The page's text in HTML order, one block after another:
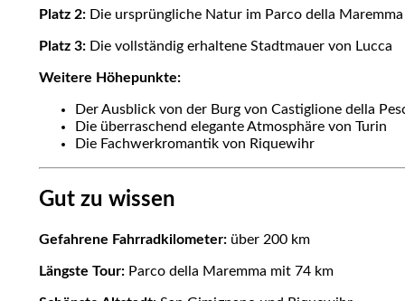
Platz 2: Die ursprüngliche Natur im Parco della Maremma
Platz 3: Die vollständig erhaltene Stadtmauer von Lucca
Weitere Höhepunkte:
Der Ausblick von der Burg von Castiglione della
Die überraschend elegante Atmosphäre von Turin
Die Fachwerkromantik von Riquewihr
Gut zu wissen
Gefahrene Fahrradkilometer: über 200 km
Längste Tour: Parco della Maremma mit 74 km